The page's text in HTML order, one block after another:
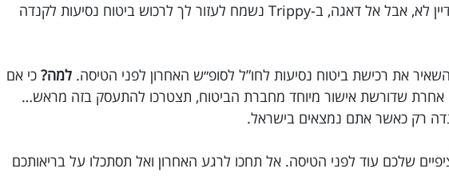
רק שניה… ביטוח נסיעות לקנדה הזמנת? נראה שעדיין לא, אבל אל דאגה, ב-Trippy נשמח לעזור לך לרכוש ביטוח נסיעות לקנדה
את רכישת ביטוח נסיעות לחו”ל לסופ״ש האחרון לפני הטיסה. למה? כי אם
אחרת שדורשת אישור מיוחד מחברת הביטוח, תצטרכו להתעסק בזה מראש…
רק כאשר אתם נמצאים בישראל.
שלכם עוד לפני הטיסה. אל תחכו לרגע האחרון ואל תסתכלו על בריאותכם